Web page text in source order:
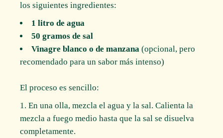
los siguientes ingredientes:
1 litro de agua
50 gramos de sal
Vinagre blanco o de manzana (opcional, pero
recomendado para un sabor más intenso)
El proceso es sencillo:
En una olla, mezcla el agua y la sal. Calienta la
mezcla a fuego medio hasta que la sal se disuelva
completamente.